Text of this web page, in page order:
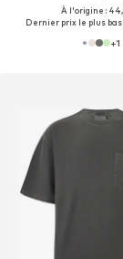
À l'origine :
Dernier prix le plus bas
+1